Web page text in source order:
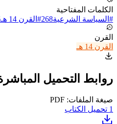
الكلمات المفتاحية
# السياسة الشرعية268
# القرن 14 هـ
القرن
القرن 14 هـ
روابط التحميل
صيغة الملفات: PDF
1 تحميل الكتاب